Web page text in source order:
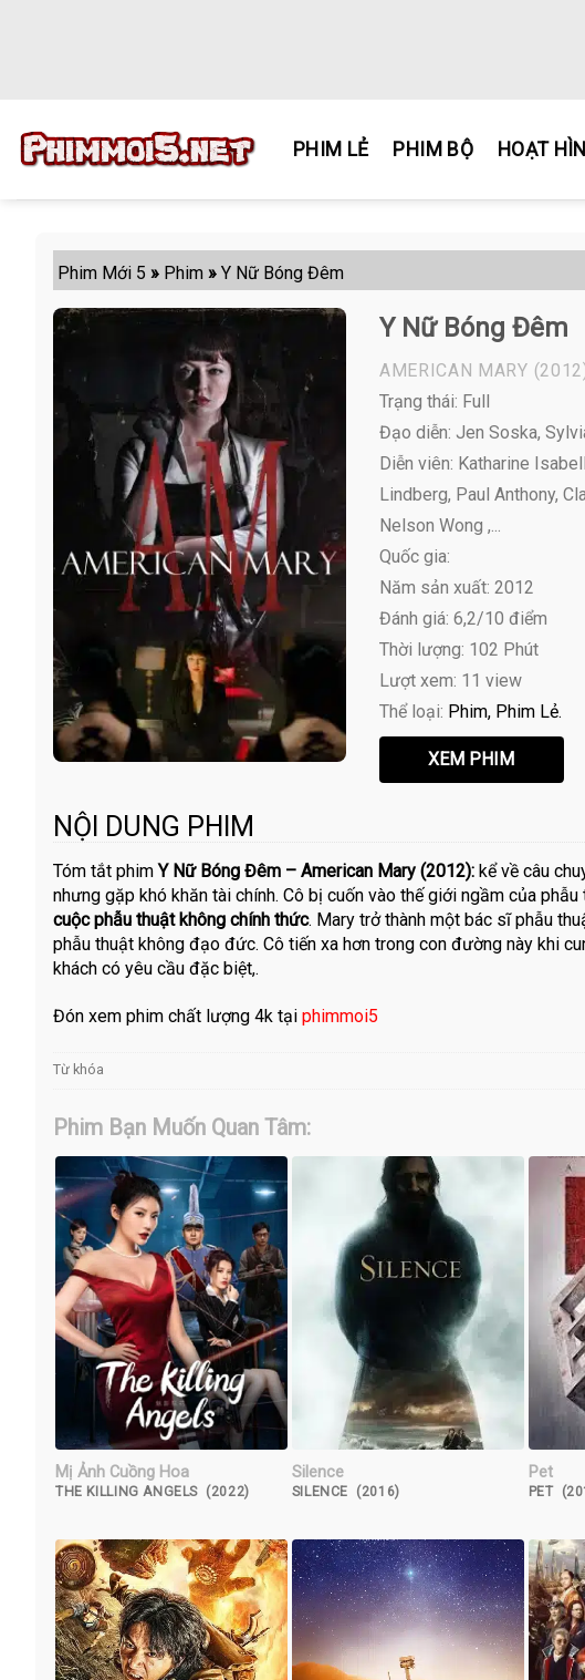
PHIM LẺ PHIM BỘ HOẠT
Phim Mới 5 » Phim » Y Nữ Bóng Đêm
Y Nữ Bóng Đêm
AMERICAN MARY
Trạng thái: Full
Đạo diễn: Jen Soska,
Diễn viên: Katharine
Lindberg, Paul Anthony,
Nelson Wong ,...
Quốc gia:
Năm sản xuất: 2012
Đánh giá: 6,2/10 điểm
Thời lượng: 102 Phút
Lượt xem: 11 view
Thể loại: Phim Phim Lẻ
NỘI DUNG PHIM
Tóm tắt phim Y Nữ Bóng Đêm – American Mary (2012): kể về câu
nhưng gặp khó khăn tài chính. Cô bị cuốn vào thế giới ngầm của
cuộc phẫu thuật không chính thức. Mary trở thành một bác sĩ phẫu
phẫu thuật không đạo đức. Cô tiến xa hơn trong con đường này khi
khách có yêu cầu đặc biệt,.
Đón xem phim chất lượng 4k tại phimmoi5
Từ khóa
Phim Bạn Muốn Quan Tâm:
Mị Ảnh Cuồng Hoa
THE KILLING ANGELS (2022)
Silence
SILENCE (2016)
Pet
PET